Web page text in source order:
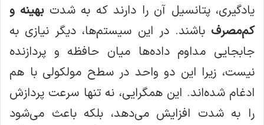
یادگیری، پتانسیل آن را دارند که به شدتبهینه و
کم‌مصرف باشند. در این سیستم‌ها، دیگر نیازی به
جابجایی مداوم داده‌ها میان حافظه و پردازنده
نیست، زیرا این دو واحد در سطح مولکولی با هم
ادغام شده‌اند. این همگرایی، نه تنها سرعت پردازش
را به شدت افزایش می‌دهد، بلکه باعث می‌شود